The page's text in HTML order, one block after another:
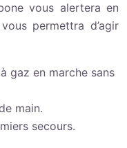
vous alertera en
permettra d’agir
gaz en marche sans
main.
secours.